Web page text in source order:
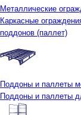
Металлические
Каркасные
поддонов (паллет)
Поддоны и паллеты
Поддоны и паллеты